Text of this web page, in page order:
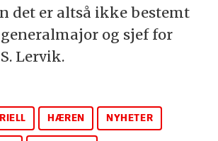
det er altså ikke bestemt
og sjef for
Lervik.
HÆREN NYHETER